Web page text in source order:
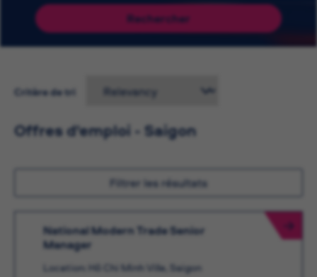
Rechercher
Critère de tri
Offres d'emploi - Saigon
Filtrer les résultats
National Modern Trade Senior
Manager
Location: Hô Chi Minh Ville, Saigon